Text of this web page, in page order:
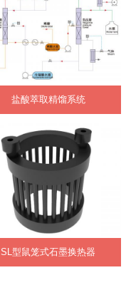
盐酸萃取精馏系统
SL型鼠笼式石墨换热器